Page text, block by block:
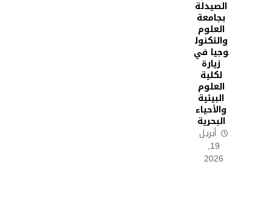
الصيدلة
بجامعة
العلوم
والتكنول
وجيا في
زيارة
لكلية
العلوم
البيئية
والأحياء
البحرية
أبريل
19,
2026